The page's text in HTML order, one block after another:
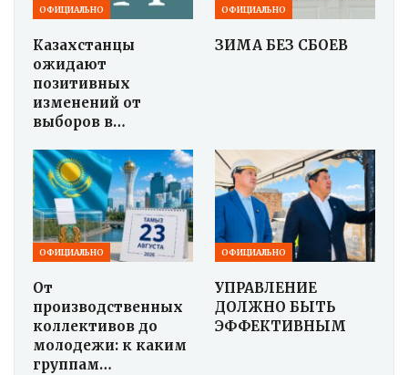
ОФИЦИАЛЬНО
Казахстанцы
ожидают
позитивных
изменений от
выборов в…
ОФИЦИАЛЬНО
ЗИМА БЕЗ СБОЕВ
ОФИЦИАЛЬНО
От
производственных
коллективов до
молодежи: к каким
группам…
ОФИЦИАЛЬНО
УПРАВЛЕНИЕ
ДОЛЖНО БЫТЬ
ЭФФЕКТИВНЫМ